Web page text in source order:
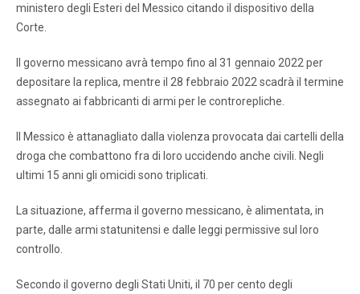
ministero degli Esteri del Messico citando il dispositivo della
Corte.
Il governo messicano avrà tempo fino al 31 gennaio 2022 per
depositare la replica, mentre il 28 febbraio 2022 scadrà il termine
assegnato ai fabbricanti di armi per le controrepliche.
Il Messico è attanagliato dalla violenza provocata dai cartelli della
droga che combattono fra di loro uccidendo anche civili. Negli
ultimi 15 anni gli omicidi sono triplicati.
La situazione, afferma il governo messicano, è alimentata, in
parte, dalle armi statunitensi e dalle leggi permissive sul loro
controllo.
Secondo il governo degli Stati Uniti, il 70 per cento degli